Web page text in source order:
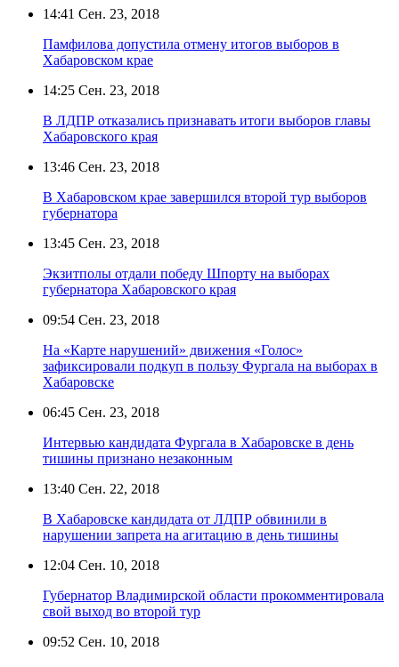
14:41 Сен. 23, 2018
Памфилова допустила отмену итогов выборов в
Хабаровском крае
14:25 Сен. 23, 2018
В ЛДПР отказались признавать итоги выборов главы
Хабаровского края
13:46 Сен. 23, 2018
В Хабаровском крае завершился второй тур выборов
губернатора
13:45 Сен. 23, 2018
Экзитполы отдали победу Шпорту на выборах
губернатора Хабаровского края
09:54 Сен. 23, 2018
На «Карте нарушений» движения «Голос»
зафиксировали подкуп в пользу Фургала на выборах в
Хабаровске
06:45 Сен. 23, 2018
Интервью кандидата Фургала в Хабаровске в день
тишины признано незаконным
13:40 Сен. 22, 2018
В Хабаровске кандидата от ЛДПР обвинили в
нарушении запрета на агитацию в день тишины
12:04 Сен. 10, 2018
Губернатор Владимирской области прокомментировала
свой выход во второй тур
09:52 Сен. 10, 2018